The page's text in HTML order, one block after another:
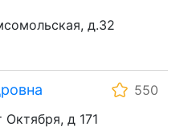
д.32
550
д 171